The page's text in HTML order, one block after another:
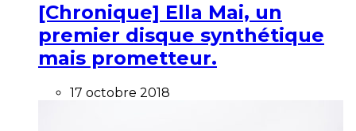
[Chronique] Ella Mai, un
premier disque synthétique
mais prometteur.
17 octobre 2018